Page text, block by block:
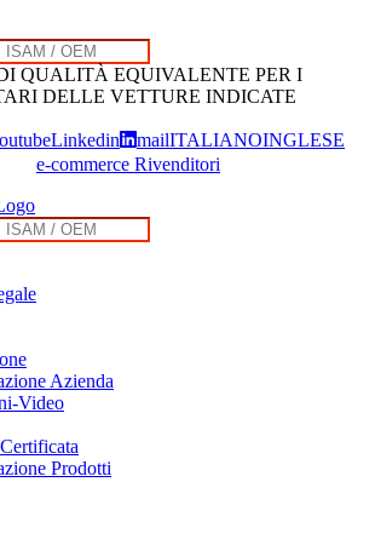
QUALITÀ EQUIVALENTE PER I
DELLE VETTURE INDICATE
Linkedin mailITALIANOINGLESE
e-commerce Rivenditori
Azienda
Video
Prodotti